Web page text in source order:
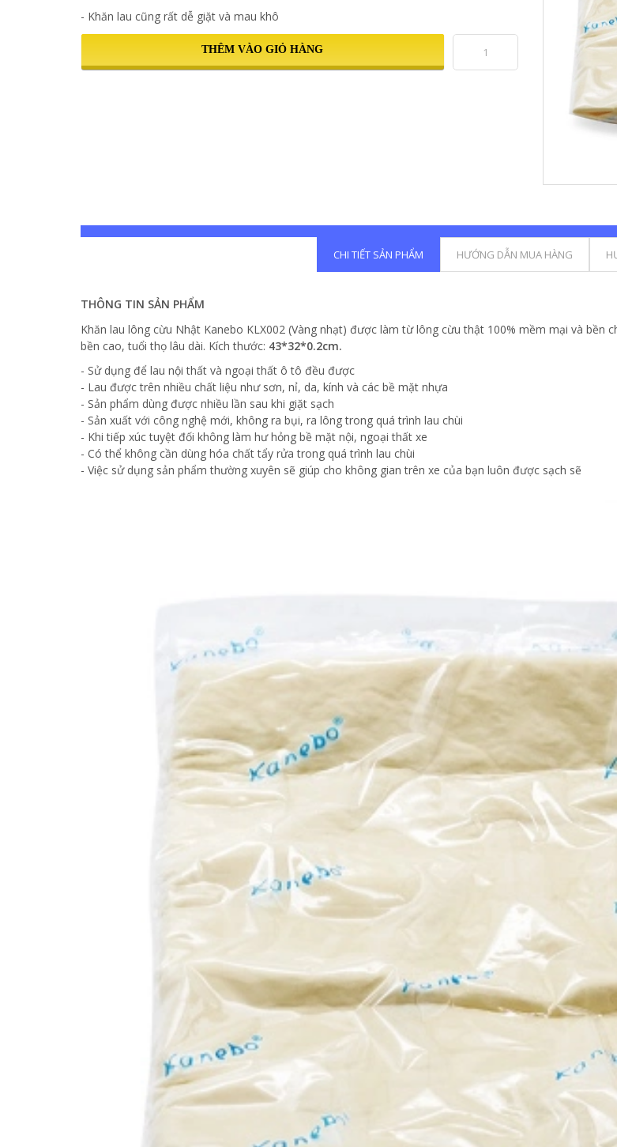
- Khăn lau cũng rất dễ giặt và mau khô
THÊM VÀO GIỎ HÀNG
CHI TIẾT SẢN PHẨM HƯỚNG DẪN MUA HÀNG
THÔNG TIN SẢN PHẨM
Khăn lau lông cừu Nhật Kanebo KLX002 (Vàng nhạt) được làm từ lông cừu thật 100% mềm mại và bền
bền cao, tuổi thọ lâu dài. Kích thước: 43*32*0.2cm.
- Sử dụng để lau nội thất và ngoại thất ô tô đều được
- Lau được trên nhiều chất liệu như sơn, nỉ, da, kính và các bề mặt nhựa
- Sản phẩm dùng được nhiều lần sau khi giặt sạch
- Sản xuất với công nghệ mới, không ra bụi, ra lông trong quá trình lau chùi
- Khi tiếp xúc tuyệt đối không làm hư hỏng bề mặt nội, ngoại thất xe
- Có thể không cần dùng hóa chất tẩy rửa trong quá trình lau chùi
- Việc sử dụng sản phẩm thường xuyên sẽ giúp cho không gian trên xe của bạn luôn được sạch sẽ